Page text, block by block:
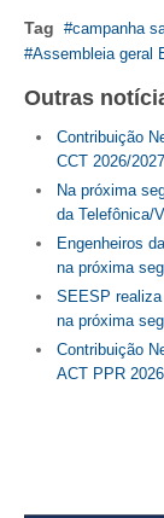
Tag campanha
Assembleia geral
Outras
Contribuição
CCT 2026/2027
Na próxima
da Telefônica/
Engenheiros
na próxima
SEESP
na próxima
Contribuição
ACT PPR 2026